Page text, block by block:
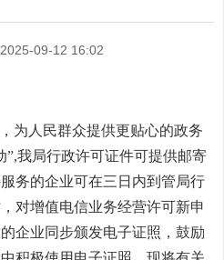
09-12 16:02
为人民群众提供更贴心的政务
”,我局行政许可证件可提供邮寄
务的企业可在三日内到管局行
对增值电信业务经营许可新申
企业同步颁发电子证照，鼓励